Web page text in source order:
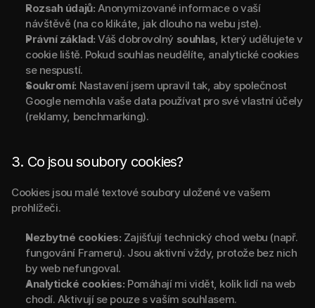
Rozsah údajů: Anonymizované informace o vaší
návštěvě (na co klikáte, jak dlouho na webu jste).
Právní základ: Váš dobrovolný souhlas, který udělujete v
cookie liště. Pokud souhlas neudělíte, analytické cookies
se nespustí.
Soukromí: Nastavení jsem upravil tak, aby společnost
Google nemohla vaše data používat pro své vlastní účely
(reklamy, benchmarking).
3. Co jsou soubory cookies?
Cookies jsou malé textové soubory uložené ve vašem
prohlížeči.
Nezbytné cookies: Zajišťují technický chod webu (např.
fungování Frameru). Jsou aktivní vždy, protože bez nich
by web nefungoval.
Analytické cookies: Pomáhají mi vidět, kolik lidí na web
chodí. Aktivují se pouze s vaším souhlasem.